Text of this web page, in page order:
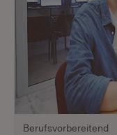
Berufsvorbereitend